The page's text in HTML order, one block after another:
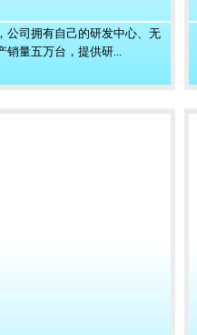
公司拥有自己的研发中心、无
销量五万台，提供研...